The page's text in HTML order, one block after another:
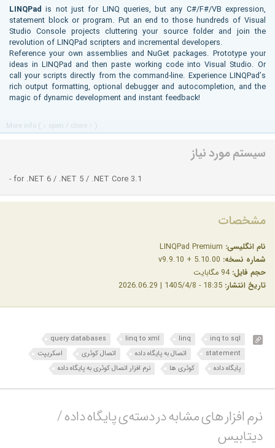
LINQPad is not just for LINQ queries, but any C#/F#/VB expression,
statement block or program. Put an end to those hundreds of Visual
Studio Console projects cluttering your source folder and join the
revolution of LINQPad scripters and incremental developers.
Reference your own assemblies and NuGet packages. Prototype your
ideas in LINQPad and then paste working code into Visual Studio. Or
call your scripts directly from the command-line. Experience LINQPad’s
rich output formatting, optional debugger and autocompletion, and the
magic of dynamic development and instant feedback!
More info ( ↓ open / close ↑ )
سیستم مورد نیاز
- for .NET 6 / .NET 5 / .NET Core 3.1
مشخصات
نام انگلیسی:
شماره نسخه:
حجم فایل: 94 مگابایت
تاریخ انتشار:
inq to sql
linq
linq to xml
query databases
statement
اتصال به پایگاه داده اتصال کوئری
اسکریپت
پایگاه داده
کوئری ها نرم افزار اتصال کوئری به پایگاه داده
نرم افزار های مشابه در دسته‌ی‌ پایگاه داده /
دیتابیس‎